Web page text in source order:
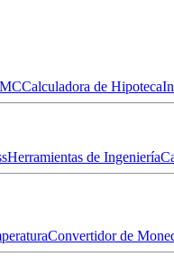
Calculadora de Hipoteca
Herramientas de Ingeniería
Convertidor de